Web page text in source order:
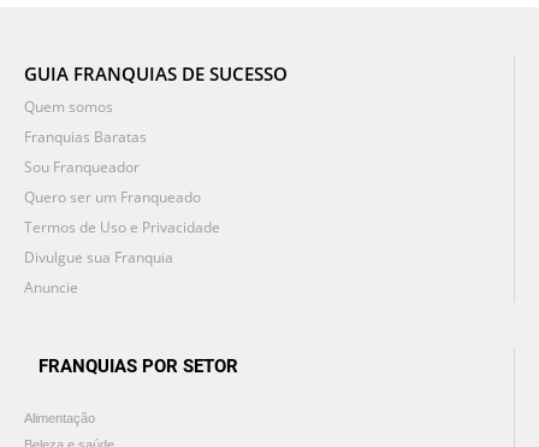
GUIA FRANQUIAS DE SUCESSO
Quem somos
Franquias Baratas
Sou Franqueador
Quero ser um Franqueado
Termos de Uso e Privacidade
Divulgue sua Franquia
Anuncie
FRANQUIAS POR SETOR
Alimentação